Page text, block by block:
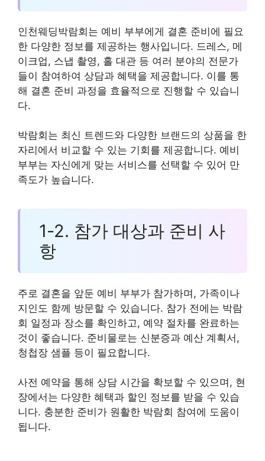
인천웨딩박람회는 예비 부부에게 결혼 준비에 필요
한 다양한 정보를 제공하는 행사입니다. 드레스, 메
이크업, 스냅 촬영, 홀 대관 등 여러 분야의 전문가
들이 참여하여 상담과 혜택을 제공합니다. 이를 통
해 결혼 준비 과정을 효율적으로 진행할 수 있습니
다.
박람회는 최신 트렌드와 다양한 브랜드의 상품을 한
자리에서 비교할 수 있는 기회를 제공합니다. 예비
부부는 자신에게 맞는 서비스를 선택할 수 있어 만
족도가 높습니다.
1-2. 참가 대상과 준비 사
항
주로 결혼을 앞둔 예비 부부가 참가하며, 가족이나
지인도 함께 방문할 수 있습니다. 참가 전에는 박람
회 일정과 장소를 확인하고, 예약 절차를 완료하는
것이 좋습니다. 준비물로는 신분증과 예산 계획서,
청첩장 샘플 등이 필요합니다.
사전 예약을 통해 상담 시간을 확보할 수 있으며, 현
장에서는 다양한 혜택과 할인 정보를 받을 수 있습
니다. 충분한 준비가 원활한 박람회 참여에 도움이
됩니다.